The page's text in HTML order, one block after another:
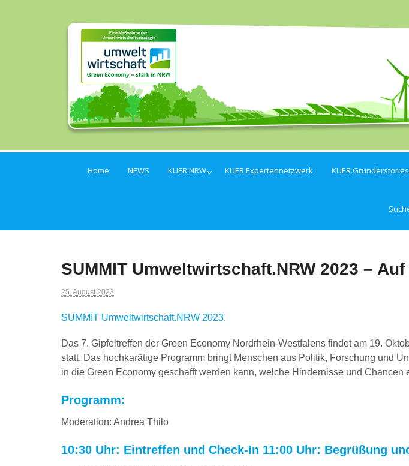
Home NEWS KUER.NRW KUER Expertennetzwerk KUER.Gründerstories
SUMMIT Umweltwirtschaft.NRW 2023 –
25. August 2023
SUMMIT Umweltwirtschaft.NRW 2023.
Das 7. Gipfeltreffen der Green Economy Nordrhein-Westfalens findet am 19.
statt. Das hochkarätige Programm bringt Menschen aus Politik, Forschung und
in die Green Economy geschafft werden kann, welche Hindernisse und Chancen
Programm:
Moderation: Andrea Thilo
10:30 Uhr: Eintreffen und Check-In 11:00 Uhr: Begrüßung